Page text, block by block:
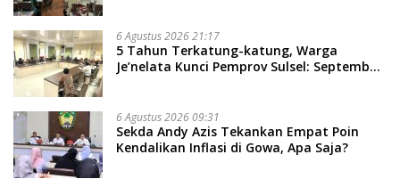
Soal Adat dan Adab
6 Agustus 2026 21:17
5 Tahun Terkatung-katung, Warga
Je’nelata Kunci Pemprov Sulsel: September
6 Agustus 2026 09:31
Sekda Andy Azis Tekankan Empat Poin
Kendalikan Inflasi di Gowa, Apa Saja?